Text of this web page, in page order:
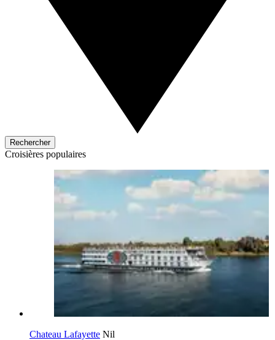
Rechercher
Croisières populaires
Chateau Lafayette Nil